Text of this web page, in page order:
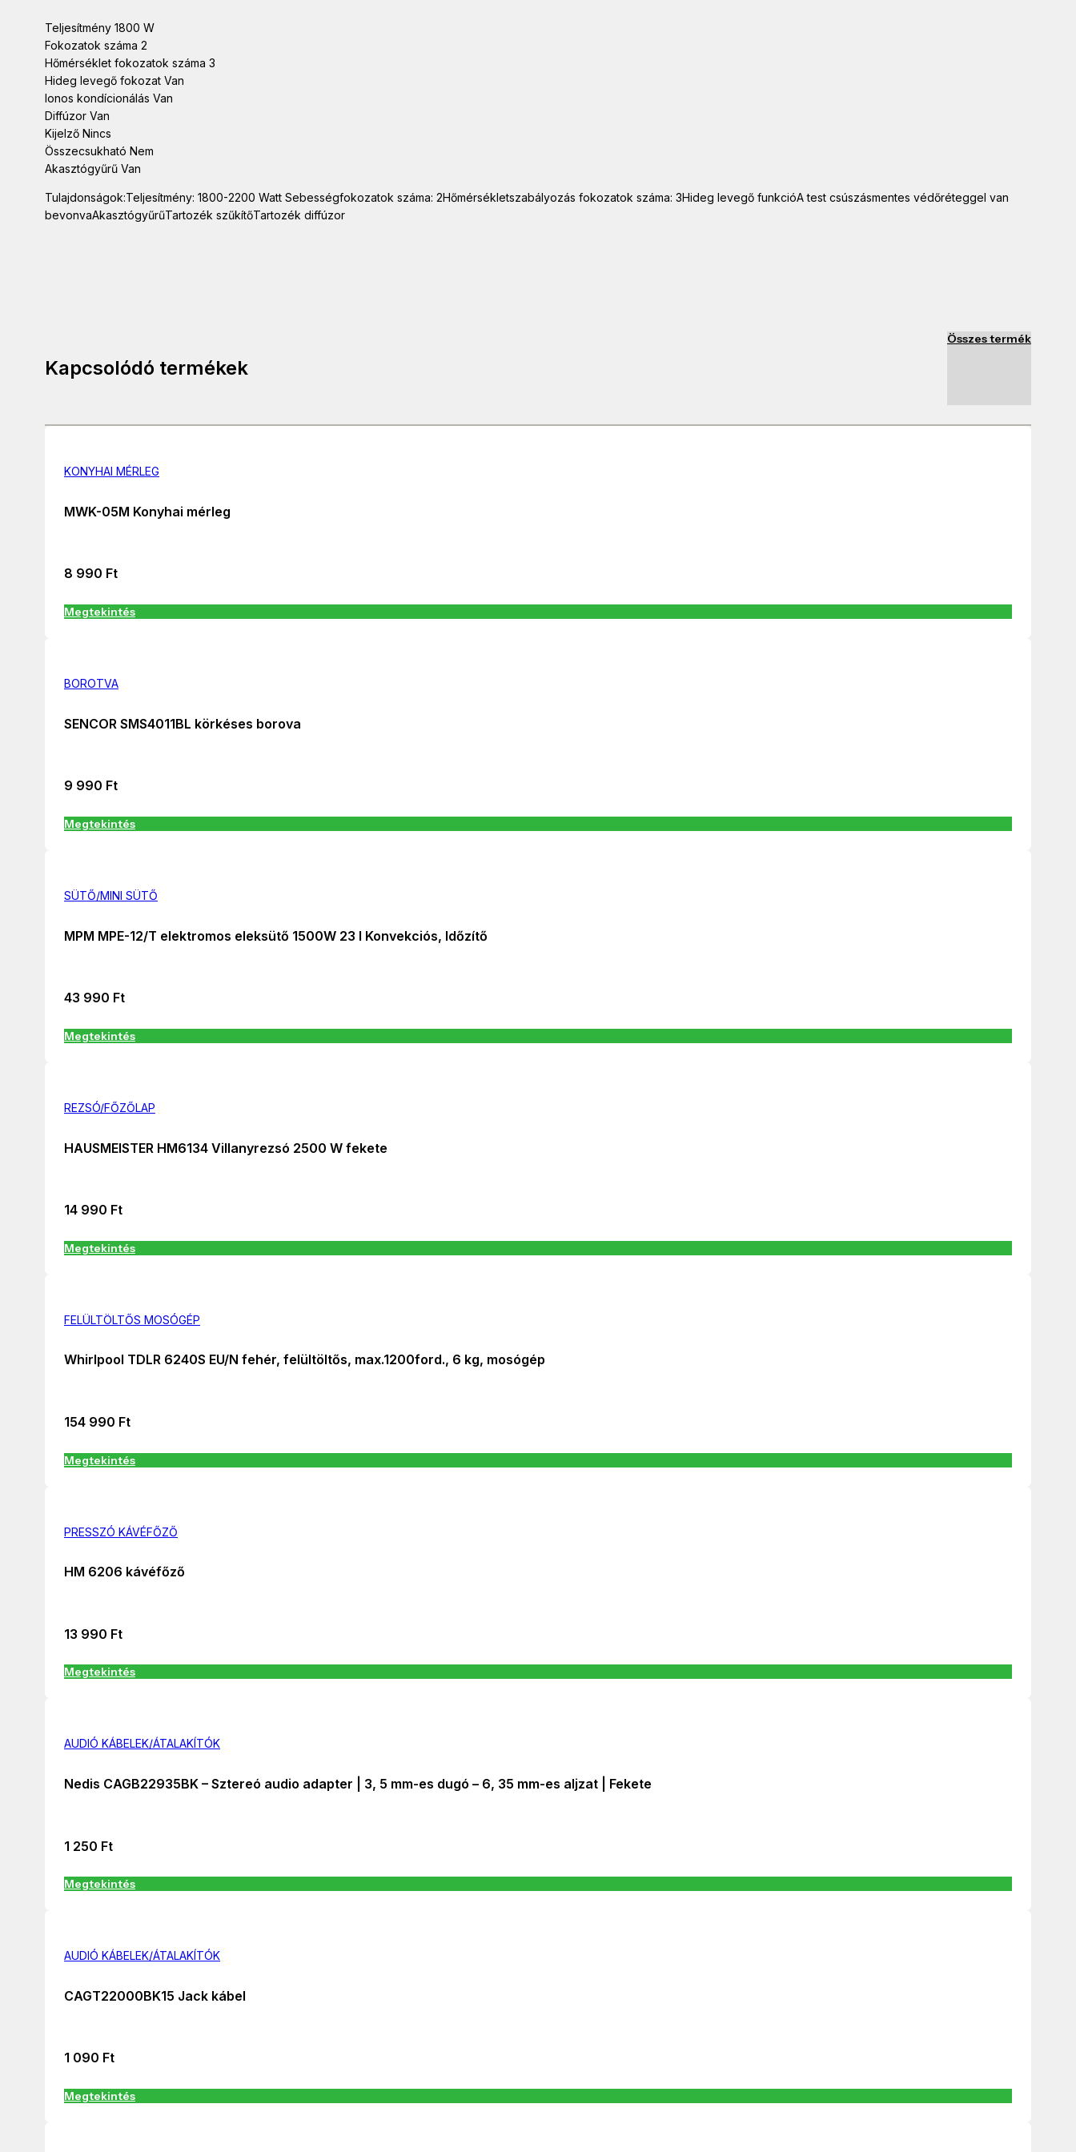
Teljesítmény 1800 W
Fokozatok száma 2
Hőmérséklet fokozatok száma 3
Hideg levegő fokozat Van
Ionos kondícionálás Van
Diffúzor Van
Kijelző Nincs
Összecsukható Nem
Akasztógyűrű Van
Tulajdonságok:Teljesítmény: 1800-2200 Watt Sebességfokozatok száma: 2Hőmérsékletszabályozás fokozatok száma: 3Hideg levegő funkcióA test csúszásmentes védőréteggel van
bevonvaAkasztógyűrűTartozék szűkítőTartozék diffúzor
Kapcsolódó termékek
Összes termék
KONYHAI MÉRLEG
MWK-05M Konyhai mérleg
8 990 Ft
Megtekintés
BOROTVA
SENCOR SMS4011BL körkéses borova
9 990 Ft
Megtekintés
SÜTŐ/MINI SÜTŐ
MPM MPE-12/T elektromos eleksütő 1500W 23 l Konvekciós, Időzítő
43 990 Ft
Megtekintés
REZSÓ/FŐZŐLAP
HAUSMEISTER HM6134 Villanyrezsó 2500 W fekete
14 990 Ft
Megtekintés
FELÜLTÖLTŐS MOSÓGÉP
Whirlpool TDLR 6240S EU/N fehér, felültöltős, max.1200ford., 6 kg, mosógép
154 990 Ft
Megtekintés
PRESSZÓ KÁVÉFŐZŐ
HM 6206 kávéfőző
13 990 Ft
Megtekintés
AUDIÓ KÁBELEK/ÁTALAKÍTÓK
Nedis CAGB22935BK – Sztereó audio adapter | 3, 5 mm-es dugó – 6, 35 mm-es aljzat | Fekete
1 250 Ft
Megtekintés
AUDIÓ KÁBELEK/ÁTALAKÍTÓK
CAGT22000BK15 Jack kábel
1 090 Ft
Megtekintés